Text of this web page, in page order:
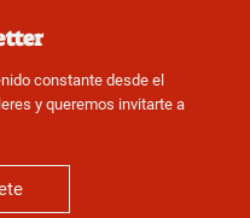
constante desde el
y queremos invitarte a